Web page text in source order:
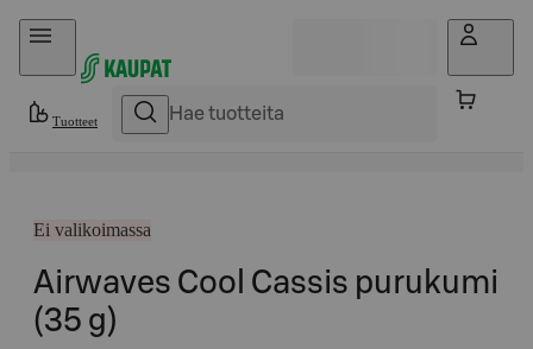
Hyppää sisältöön
Tuotteet
Ei valikoimassa
Airwaves Cool Cassis purukumi
(35 g)